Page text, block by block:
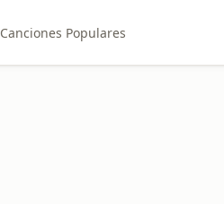
Canciones Populares